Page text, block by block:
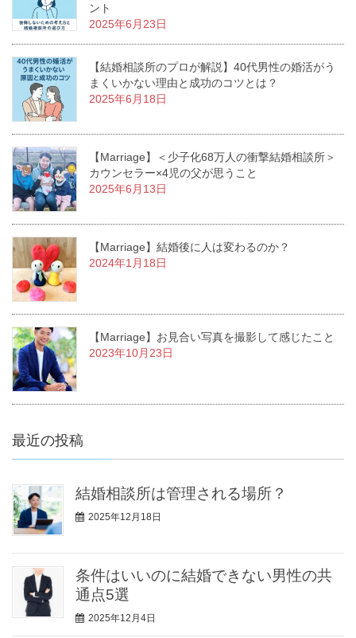
ント
2025年6月23日
【結婚相談所のプロが解説】40代男性の婚活がう
まくいかない理由と成功のコツとは？
2025年6月18日
【Marriage】＜少子化68万人の衝撃結婚相談所＞
カウンセラー×4児の父が思うこと
2025年6月13日
【Marriage】結婚後に人は変わるのか？
2024年1月18日
【Marriage】お見合い写真を撮影して感じたこと
2023年10月23日
最近の投稿
結婚相談所は管理される場所？
2025年12月18日
条件はいいのに結婚できない男性の共
通点5選
2025年12月4日